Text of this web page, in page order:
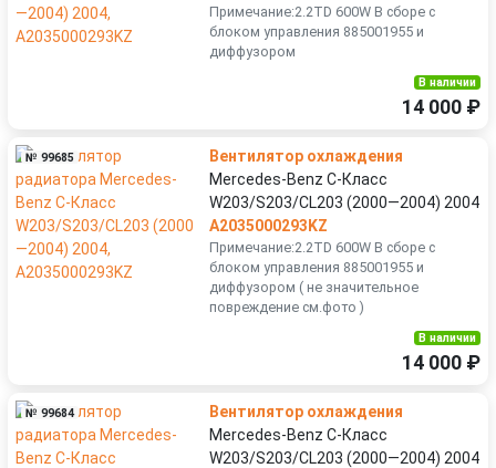
Примечание:2.2TD 600W В сборе с
блоком управления 885001955 и
диффузором
В наличии
14 000 ₽
№ 99685
Вентилятор охлаждения
Mercedes-Benz C-Класс
W203/S203/CL203 (2000—2004) 2004
A2035000293KZ
Примечание:2.2TD 600W В сборе с
блоком управления 885001955 и
диффузором ( не значительное
повреждение см.фото )
В наличии
14 000 ₽
№ 99684
Вентилятор охлаждения
Mercedes-Benz C-Класс
W203/S203/CL203 (2000—2004) 2004